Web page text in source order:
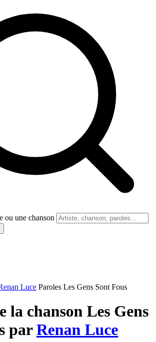
ou une chanson
Luce Paroles Les Gens Sont Fous
la chanson Les Gens
parRenan Luce